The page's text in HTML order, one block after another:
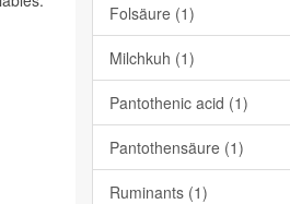
Folsäure (1)
Milchkuh (1)
Pantothenic acid (1)
Pantothensäure (1)
Ruminants (1)